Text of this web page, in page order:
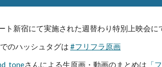
ト新宿にて実施された週替わり特別上映会
のハッシュタグは #フリフラ原画
さんによる生原画・動画のまとめは 「